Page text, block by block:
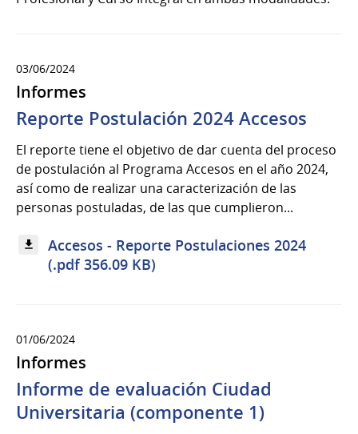
03/06/2024
Informes
Reporte Postulación 2024 Accesos
El reporte tiene el objetivo de dar cuenta del proceso
de postulación al Programa Accesos en el año 2024,
así como de realizar una caracterización de las
personas postuladas, de las que cumplieron...
Accesos - Reporte Postulaciones 2024
(.pdf 356.09 KB)
01/06/2024
Informes
Informe de evaluación Ciudad
Universitaria (componente 1)